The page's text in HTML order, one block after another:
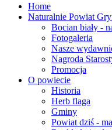
Home
Naturalnie Powiat
Bocian biały -
Fotogaleria
Nasze
Nagroda
Promocja
O powiecie
Historia
Herb flaga
Gminy
Powiat dziś -